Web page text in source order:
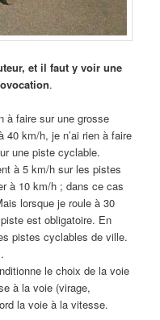
et il faut y voir une
.
à faire sur une grosse
40 km/h, je n’ai rien à faire
une piste cyclable.
à 5 km/h sur les pistes
à 10 km/h ; dans ce cas
lorsque je roule à 30
est obligatoire. En
pistes cyclables de ville.
le choix de la voie
à la voie (virage,
la voie à la vitesse.